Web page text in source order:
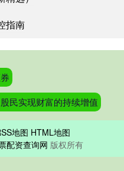
指南
民实现财富的持续增值
地图 HTML地图
配资查询网 版权所有